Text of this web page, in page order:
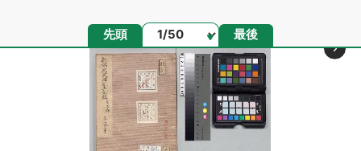
先頭 ページ 最後